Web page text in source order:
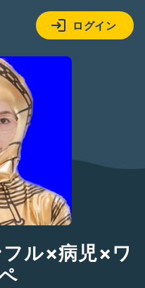
ログイン
ル×病児×ワ